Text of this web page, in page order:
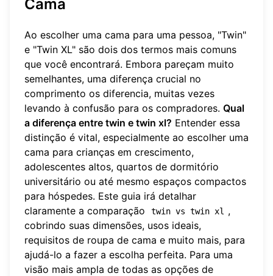
Cama
Ao escolher uma cama para uma pessoa, "Twin"
e "Twin XL" são dois dos termos mais comuns
que você encontrará. Embora pareçam muito
semelhantes, uma diferença crucial no
comprimento os diferencia, muitas vezes
levando à confusão para os compradores. Qual
a diferença entre twin e twin xl? Entender essa
distinção é vital, especialmente ao escolher uma
cama para crianças em crescimento,
adolescentes altos, quartos de dormitório
universitário ou até mesmo espaços compactos
para hóspedes. Este guia irá detalhar
claramente a comparação
twin vs twin xl
,
cobrindo suas dimensões, usos ideais,
requisitos de roupa de cama e muito mais, para
ajudá-lo a fazer a escolha perfeita. Para uma
visão mais ampla de todas as opções de